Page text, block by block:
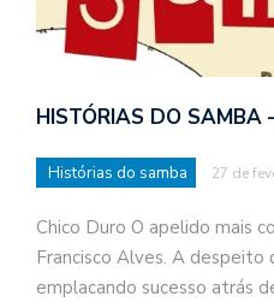
HISTÓRIAS DO SAMBA
Histórias do samba 27 de
Chico Duro O apelido mais
Francisco Alves. A despeito
emplacando sucesso atrás